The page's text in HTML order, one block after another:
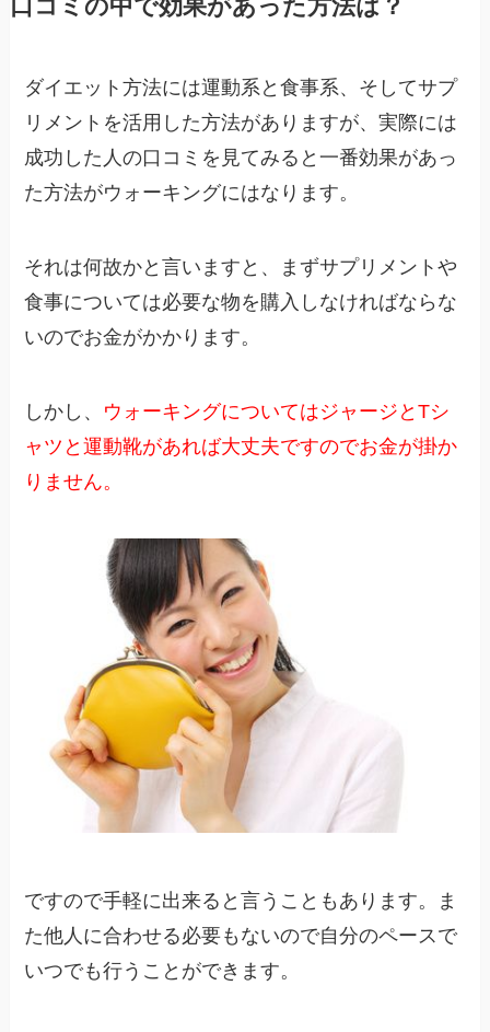
口コミの中で効果があった方法は？
ダイエット方法には運動系と食事系、そしてサプ
リメントを活用した方法がありますが、実際には
成功した人の口コミを見てみると一番効果があっ
た方法がウォーキングにはなります。
それは何故かと言いますと、まずサプリメントや
食事については必要な物を購入しなければならな
いのでお金がかかります。
しかし、 ウォーキングについてはジャージとTシ
ャツと運動靴があれば大丈夫ですのでお金が掛か
りません。
ですので手軽に出来ると言うこともあります。ま
た他人に合わせる必要もないので自分のペースで
いつでも行うことができます。